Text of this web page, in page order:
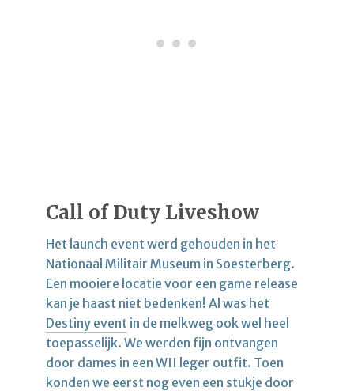
Call of Duty Liveshow
Het launch event werd gehouden in het
Nationaal Militair Museum in Soesterberg.
Een mooiere locatie voor een game release
kan je haast niet bedenken! Al was het
Destiny event in de melkweg ook wel heel
toepasselijk. We werden fijn ontvangen
door dames in een WII leger outfit. Toen
konden we eerst nog even een stukje door